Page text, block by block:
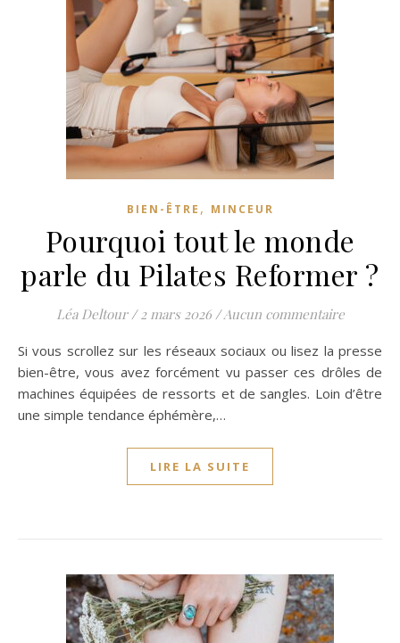
BIEN-ÊTRE , MINCEUR
Pourquoi tout le monde
parle du Pilates Reformer ?
Léa Deltour / 2 mars 2026 /Aucun commentaire
Si vous scrollez sur les réseaux sociaux ou lisez la presse
bien-être, vous avez forcément vu passer ces drôles de
machines équipées de ressorts et de sangles. Loin d’être
une simple tendance éphémère,…
LIRE LA SUITE